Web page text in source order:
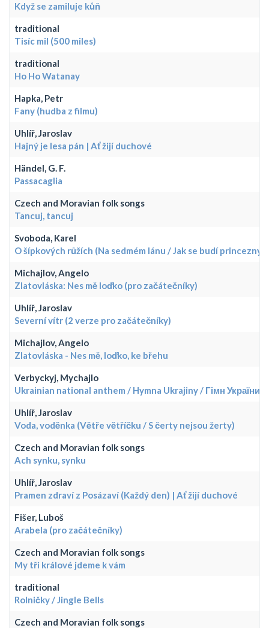
Když se zamiluje kůň
traditional
Tisíc mil (500 miles)
traditional
Ho Ho Watanay
Hapka, Petr
Fany (hudba z filmu)
Uhlíř, Jaroslav
Hajný je lesa pán | Ať žijí duchové
Händel, G. F.
Passacaglia
Czech and Moravian folk songs
Tancuj, tancuj
Svoboda, Karel
O šípkových růžích (Na sedmém lánu / Jak se budí princezny)
Michajlov, Angelo
Zlatovláska: Nes mě loďko (pro začátečníky)
Uhlíř, Jaroslav
Severní vítr (2 verze pro začátečníky)
Michajlov, Angelo
Zlatovláska - Nes mě, loďko, ke břehu
Verbyckyj, Mychajlo
Ukrainian national anthem / Hymna Ukrajiny / Гімн України
Uhlíř, Jaroslav
Voda, voděnka (Větře větříčku / S čerty nejsou žerty)
Czech and Moravian folk songs
Ach synku, synku
Uhlíř, Jaroslav
Pramen zdraví z Posázaví (Každý den) | Ať žijí duchové
Fišer, Luboš
Arabela (pro začátečníky)
Czech and Moravian folk songs
My tři králové jdeme k vám
traditional
Rolničky / Jingle Bells
Czech and Moravian folk songs